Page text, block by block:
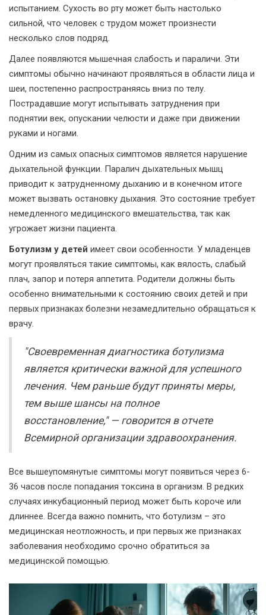
испытанием. Сухость во рту может быть настолько
сильной, что человек с трудом может произнести
несколько слов подряд.
Далее появляются мышечная слабость и параличи. Эти
симптомы обычно начинают проявляться в области лица и
шеи, постепенно распространяясь вниз по телу.
Пострадавшие могут испытывать затруднения при
поднятии век, опускании челюсти и даже при движении
руками и ногами.
Одним из самых опасных симптомов является нарушение
дыхательной функции. Паралич дыхательных мышц
приводит к затрудненному дыханию и в конечном итоге
может вызвать остановку дыхания. Это состояние требует
немедленного медицинского вмешательства, так как
угрожает жизни пациента.
Ботулизм у детей имеет свои особенности. У младенцев
могут проявляться такие симптомы, как вялость, слабый
плач, запор и потеря аппетита. Родители должны быть
особенно внимательными к состоянию своих детей и при
первых признаках болезни незамедлительно обращаться к
врачу.
"Своевременная диагностика ботулизма
является критически важной для успешного
лечения. Чем раньше будут приняты меры,
тем выше шансы на полное
восстановление," — говорится в отчете
Всемирной организации здравоохранения.
Все вышеупомянутые симптомы могут появиться через 6-
36 часов после попадания токсина в организм. В редких
случаях инкубационный период может быть короче или
длиннее. Всегда важно помнить, что ботулизм – это
медицинская неотложность, и при первых же признаках
заболевания необходимо срочно обратиться за
медицинской помощью.